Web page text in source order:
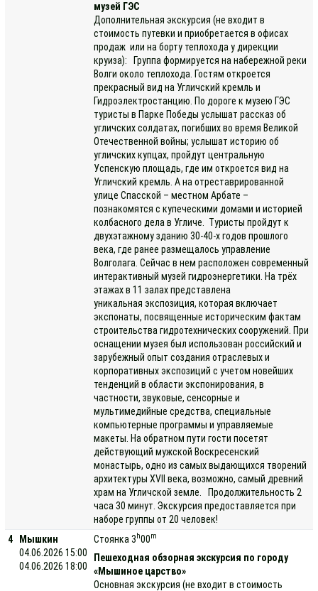
музей ГЭС
Дополнительная экскурсия (не входит в
стоимость путевки и приобретается в офисах
продаж или на борту теплохода у дирекции
круиза): Группа формируется на набережной реки
Волги около теплохода. Гостям откроется
прекрасный вид на Угличский кремль и
Гидроэлектростанцию. По дороге к музею ГЭС
туристы в Парке Победы услышат рассказ об
угличских солдатах, погибших во время Великой
Отечественной войны; услышат историю об
угличских купцах, пройдут центральную
Успенскую площадь, где им откроется вид на
Угличский кремль. А на отреставрированной
улице Спасской – местном Арбате –
познакомятся с купеческими домами и историей
колбасного дела в Угличе. Туристы пройдут к
двухэтажному зданию 30-40-х годов прошлого
века, где ранее размещалось управление
Волголага. Сейчас в нем расположен современный
интерактивный музей гидроэнергетики. На трёх
этажах в 11 залах представлена
уникальная экспозиция, которая включает
экспонаты, посвященные историческим фактам
строительства гидротехнических сооружений. При
оснащении музея был использован российский и
зарубежный опыт создания отраслевых и
корпоративных экспозиций с учетом новейших
тенденций в области экспонирования, в
частности, звуковые, сенсорные и
мультимедийные средства, специальные
компьютерные программы и управляемые
макеты. На обратном пути гости посетят
действующий мужской Воскресенский
монастырь, одно из самых выдающихся творений
архитектуры XVII века, возможно, самый древний
храм на Угличской земле. Продолжительность 2
часа 30 минут. Экскурсия предоставляется при
наборе группы от 20 человек!
4
Мышкин
04.06.2026 15:00
04.06.2026 18:00
Стоянка 3 h00m
Пешеходная обзорная экскурсия по городу
«Мышиное царство»
Основная экскурсия (не входит в стоимость